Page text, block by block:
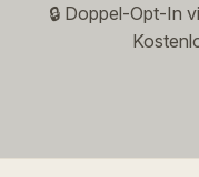
🔒 Doppel-Opt-In